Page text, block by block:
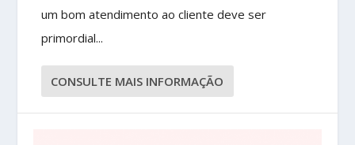
um bom atendimento ao cliente deve ser
primordial...
CONSULTE MAIS INFORMAÇÃO